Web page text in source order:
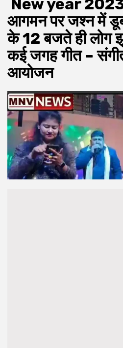
New year
आगमन पर जश्न में
के 12 बजते ही
कई जगह गीत –
आयोजन